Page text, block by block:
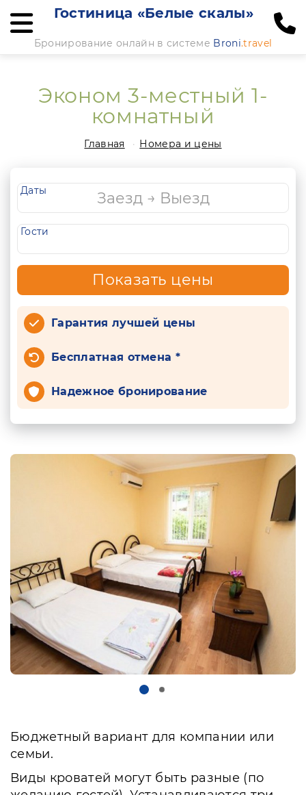
Гостиница «Белые скалы»
Бронирование онлайн в системе Broni.travel
Эконом 3-местный 1-
комнатный
Главная Номера и цены
Даты
Гости
Показать цены
Гарантия лучшей цены
Бесплатная отмена *
Надежное бронирование
Бюджетный вариант для компании или
семьи.
Виды кроватей могут быть разные (по